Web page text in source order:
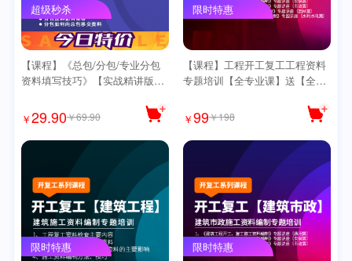
超级秒杀
【课程】《总包/分包/专业分包
资料填写技巧》【实战精讲版】
￥29.90￥69.90
限时特惠
【课程】工程开工复工工程资料
专题培训【全专业课】送【全套
￥99￥198
限时特惠 限时特惠